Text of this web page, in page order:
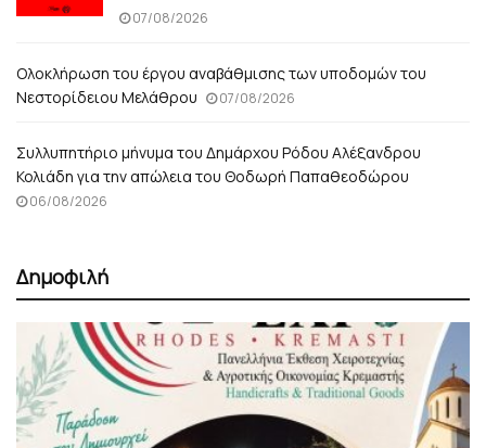
07/08/2026
Ολοκλήρωση του έργου αναβάθμισης των υποδομών του
Νεστορίδειου Μελάθρου
07/08/2026
Συλλυπητήριο μήνυμα του Δημάρχου Ρόδου Αλέξανδρου
Κολιάδη για την απώλεια του Θοδωρή Παπαθεοδώρου
06/08/2026
Δημοφιλή